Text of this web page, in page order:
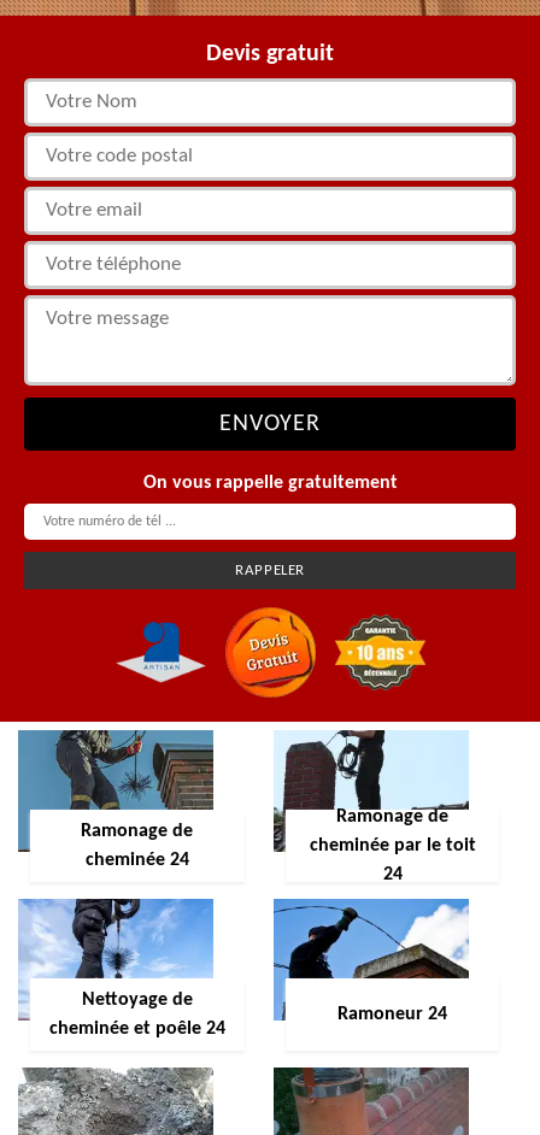
Devis gratuit
On vous rappelle gratuitement
Ramonage de
cheminée 24
Ramonage de
cheminée par le toit
24
Nettoyage de
cheminée et poêle 24
Ramoneur 24